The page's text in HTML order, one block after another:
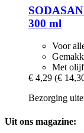
SODASAN
300 ml
Voor
Met
€ 4,29 (€
Bezorging
Uit ons magazine: